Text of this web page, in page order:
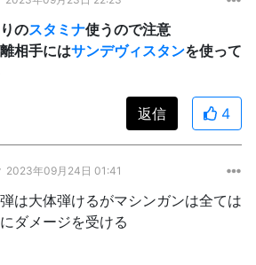
のスタミナ使うので注意
相手にはサンデヴィスタンを使って
返信 4
2023年09月24日 01:41
は大体弾けるがマシンガンは全ては
ダメージを受ける